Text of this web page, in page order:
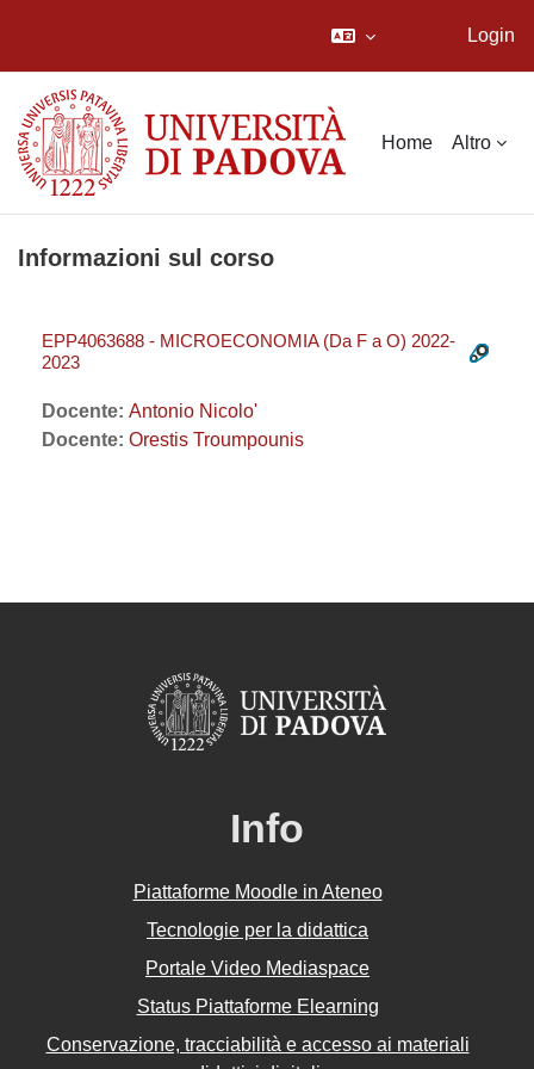
Login
Home Altro
Informazioni sul corso
EPP4063688 - MICROECONOMIA (Da F a O) 2022-
2023
Docente: Antonio Nicolo'
Docente: Orestis Troumpounis
Info
Piattaforme Moodle in Ateneo
Tecnologie per la didattica
Portale Video Mediaspace
Status Piattaforme Elearning
Conservazione, tracciabilità e accesso ai materiali